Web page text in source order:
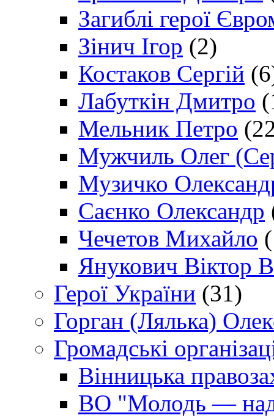
Загиблі герої
Зінич Ігор (2)
Костаков Сергій
Лабуткін Дмитро
Мельник Петро
Мужчиль Олег
Музичко
Саєнко Олександр
Чечетов Михайло
Янукович Віктор
Герої України (31)
Горган (Лялька)
Громадські
Вінницька
ВО "Молодь —